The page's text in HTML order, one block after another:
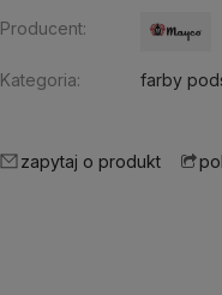
Producent:
Kategoria: farby
zapytaj o produkt